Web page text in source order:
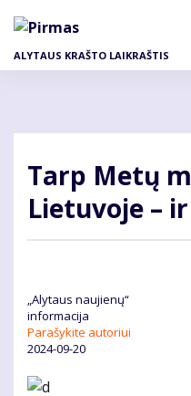
pagrindinį
ALYTAUS KRAŠTO LAIKRAŠTIS
Tarp Metų
Lietuvoje –
„Alytaus naujienų“
informacija
Parašykite autoriui
2024-09-20